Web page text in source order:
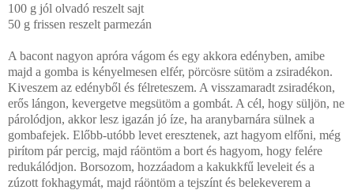
100 g jól olvadó reszelt sajt
50 g frissen reszelt parmezán
A bacont nagyon apróra vágom és egy akkora edényben, amibe
majd a gomba is kényelmesen elfér, pörcösre sütöm a zsiradékon.
Kiveszem az edényből és félreteszem. A visszamaradt zsiradékon,
erős lángon, kevergetve megsütöm a gombát. A cél, hogy süljön, ne
párolódjon, akkor lesz igazán jó íze, ha aranybarnára sülnek a
gombafejek. Előbb-utóbb levet eresztenek, azt hagyom elfőni, még
pirítom pár percig, majd ráöntöm a bort és hagyom, hogy felére
redukálódjon. Borsozom, hozzáadom a kakukkfű leveleit és a
zúzott fokhagymát, majd ráöntöm a tejszínt és belekeverem a